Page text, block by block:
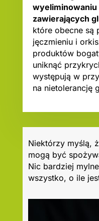
wyeliminowaniu
zawierających
które obecne są
jęczmieniu i
produktów
uniknąć
występują w
na nietolerancję
Niektórzy myślą,
mogą być
Nic bardziej
wszystko, o ile